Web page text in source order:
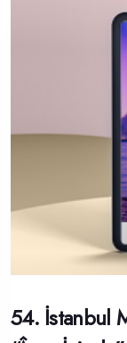
54. İstanbul